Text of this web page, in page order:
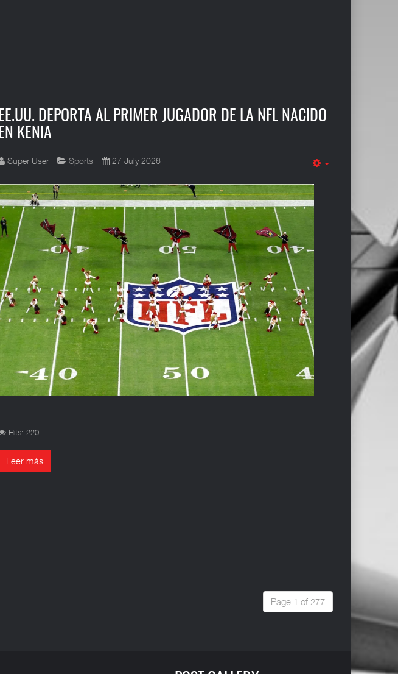
EE.UU. DEPORTA AL PRIMER JUGADOR DE LA NFL NACIDO
EN KENIA
Super User Sports 27 July 2026
Hits: 220
Leer más
Page 1 of 277